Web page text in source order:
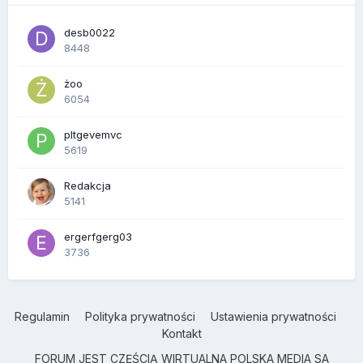
desb0022
8448
żoo
6054
pltgevemvc
5619
Redakcja
5141
ergerfgerg03
3736
Regulamin Polityka prywatności
Ustawienia prywatności
Kontakt
FORUM JEST CZĘŚCIĄ WIRTUALNA POLSKA MEDIA SA